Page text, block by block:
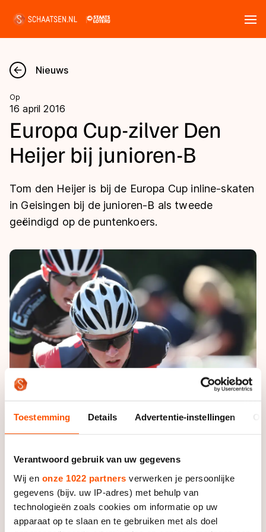
Toestemming Details Advertentie-instellingen
Verantwoord gebruik van uw gegevens
Wij en onze 1022 partners verwerken je persoonlijke
gegevens (bijv. uw IP-adres) met behulp van
technologieën zoals cookies om informatie op uw
apparaat op te slaan en te gebruiken met als doel
Nieuws
Kalender
Disciplines
Langebaan
Shorttrack
Kunstschaatsen
Schoonrijden
Natuurijs
Uitslagen
Langebaan
Marathon
Inlineskaten
Kunstschaatsen
Tijden & historie
Ranglijsten Langebaan
Persoonlijke records & tijden
Historie & statistiek
De weg op
Inschrijven wedstrijden
Algemene Nederlandse Schaatstijd
Deze zomer de weg op
Waar kan ik schaatsen en skaten?
Schaatsfans
Alles voor jou als schaatsfan
Evenementen
Tickets
Livestreams
Word schaatsfan!
Olympische Spelen
Medaille overzicht
Medaillespiegel
Olympische uitslagen
Van Jong tot Goud verhalen
Nieuws
Op
16 april 2016
Europa Cup-zilver Den
Heijer bij junioren-B
Tom den Heijer is bij de Europa Cup inline-skaten
in Geisingen bij de junioren-B als tweede
geëindigd op de puntenkoers.
Foto: Neeke Smit